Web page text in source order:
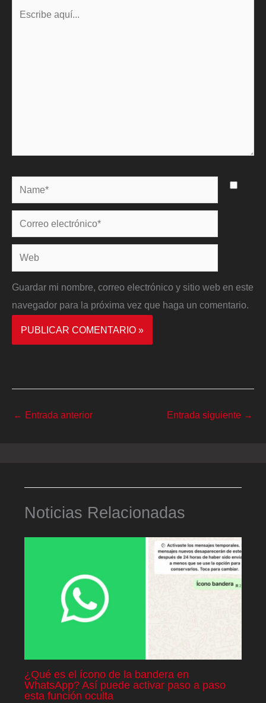
Name*
Correo
electrónico*
Web
Guardar mi nombre, correo electrónico y sitio web en este
navegador para la próxima vez que haga un comentario.
← Entrada anterior Entrada siguiente →
Noticias Relacionadas
¿Qué es el ícono de la bandera en
WhatsApp? Así puede activar paso a paso
esta función oculta